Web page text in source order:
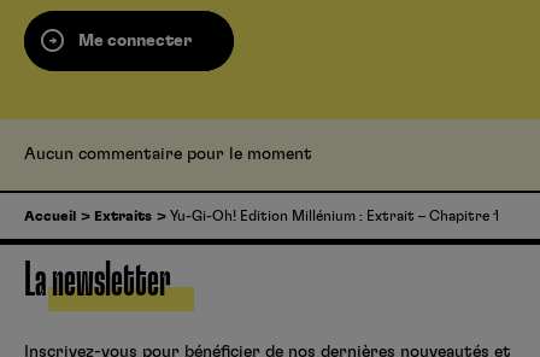
Me connecter
Aucun commentaire pour le moment
Accueil Extraits Yu-Gi-Oh! Edition Millénium : Extrait – Chapitre 1
La newsletter
Inscrivez-vous pour bénéficier de nos dernières nouveautés et